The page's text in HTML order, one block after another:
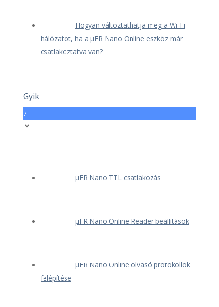
Hogyan változtathatja meg a Wi-Fi
hálózatot, ha a μFR Nano Online eszköz már
csatlakoztatva van?
Gyik
7
μFR Nano TTL csatlakozás
μFR Nano Online Reader beállítások
μFR Nano Online olvasó protokollok
felépítése